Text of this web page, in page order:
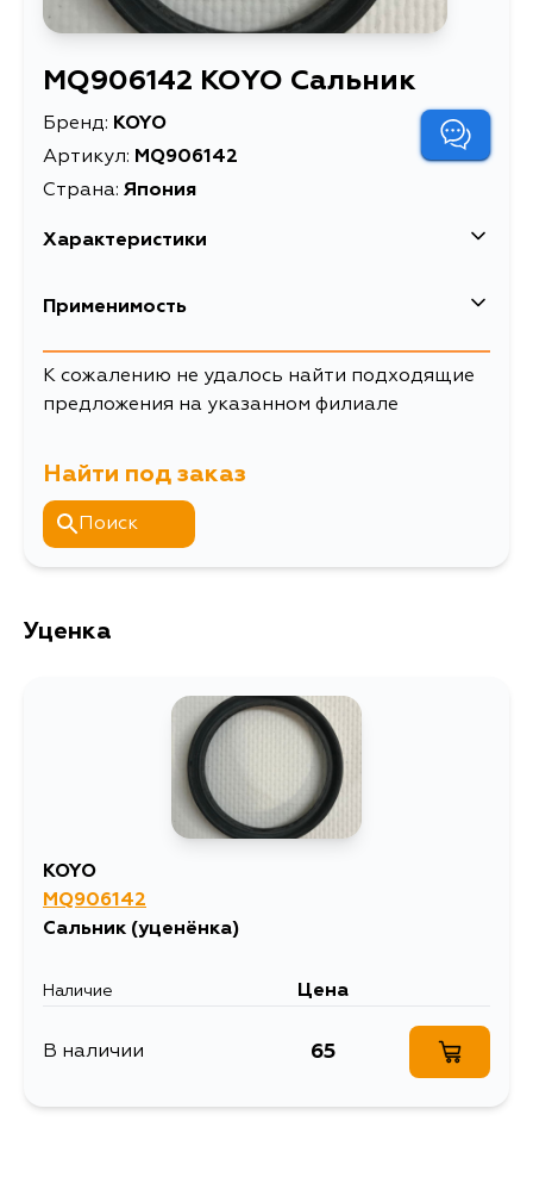
MQ906142 KOYO Сальник
Бренд: KOYO
Артикул: MQ906142
Страна: Япония
Характеристики
Применимость
К сожалению не удалось найти подходящие
предложения на указанном филиале
Найти под заказ
Поиск
Уценка
KOYO
MQ906142
Сальник (уценёнка)
Наличие Цена
В наличии 65